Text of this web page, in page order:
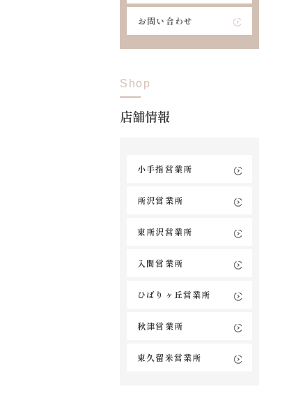
お問い合わせ
Shop
店舗情報
小手指営業所
所沢営業所
東所沢営業所
入間営業所
ひばりヶ丘営業所
秋津営業所
東久留米営業所